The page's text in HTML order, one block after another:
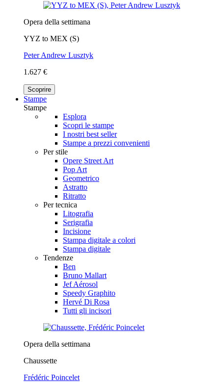
Opera della settimana
YYZ to MEX (S)
Peter Andrew Lusztyk
1.627 €
Scoprire
Stampe
Stampe
Esplora
Scopri le stampe
I nostri best seller
Stampe a prezzi convenienti
Per stile
Opere Street Art
Pop Art
Geometrico
Astratto
Ritratto
Per tecnica
Litografia
Serigrafia
Incisione
Stampa digitale a colori
Stampa digitale
Tendenze
Ben
Bruno Mallart
Jef Aérosol
Speedy Graphito
Hervé Di Rosa
Tutti gli incisori
Opera della settimana
Chaussette
Frédéric Poincelet